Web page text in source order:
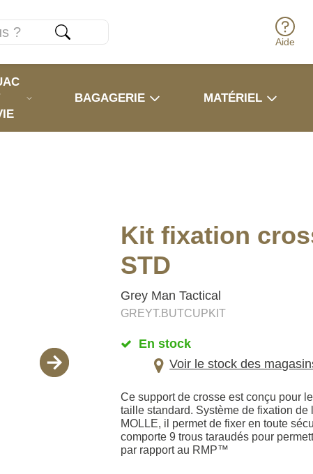
Aide
BAGAGERIE MATÉRIEL
Kit fixation
STD
Grey Man Tactical
GREYT.BUTCUPKIT
En stock
Voir le stock des
Ce support de crosse est conçu pour
taille standard. Système de fixation
MOLLE, il permet de fixer en toute
comporte 9 trous taraudés pour
par rapport au RMP™